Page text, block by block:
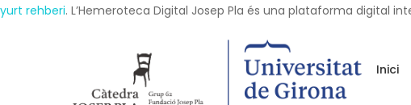
yurt rehberi. L’Hemeroteca Digital Josep Pla és una plataforma digital
Inici